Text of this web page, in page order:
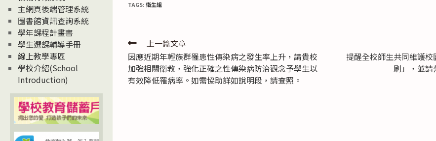
TAGS:衛生組
Read
more
articles
上一篇文章
因應近期年輕族群罹患性傳染病之發生率上升，請貴校
加強相關衛教，強化正確之性傳染病防治觀念予學生以
有效降低罹病率。如需協助詳如說明段，請查照。
提醒全校師生共同維護校
刷」，並
主網頁後端管理系統
圖書館資訊查詢系統
學年課程計畫書
學生選課輔導手冊
線上教學專區
學校介紹(School
Introduction)